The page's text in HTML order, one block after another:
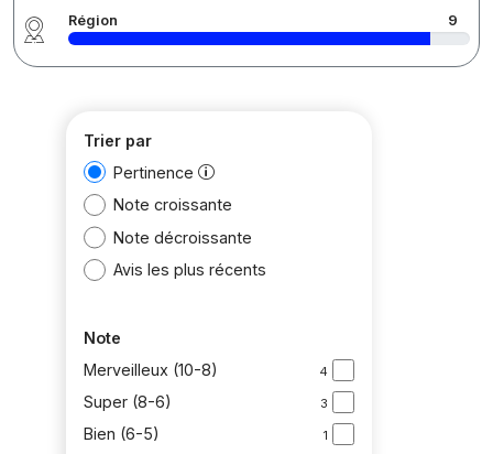
Région 9
Trier par
Pertinence
Note croissante
Note décroissante
Avis les plus récents
Note
Merveilleux (10-8)
4
Super (8-6) 3
Bien (6-5) 1